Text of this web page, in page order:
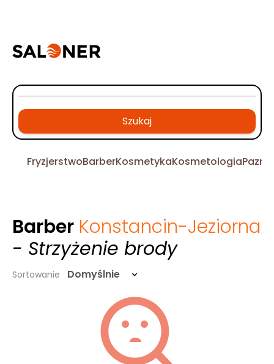
Szukaj
FryzjerstwoBarberKosmetykaKosmetologia
Barber Konstancin-Jeziorna
- Strzyżenie brody
Sortowanie Domyślnie